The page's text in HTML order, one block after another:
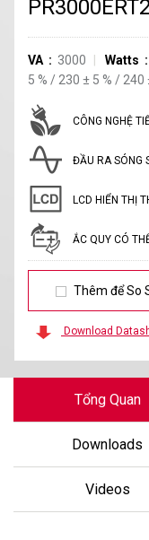
VA 3000 Watts
5 % / 230 ± 5 % / 240
CÔNG NGHỆ
ĐẦU RA SÓNG
LCD HIỂN THỊ
ẮC QUY CÓ
Thêm để So
Download
Tổng Quan
Downloads
Videos